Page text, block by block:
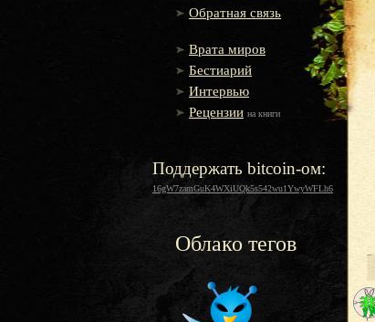
Обратная связь
Врата миров
Бестиарий
Интервью
Рецензии на книги
Поддержать bitcoin-ом:
16gW7zamGuK4WXiUQk5s542wu1YwyWFLh6
Облако тегов